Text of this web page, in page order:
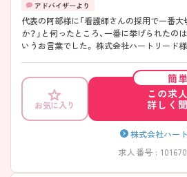
代表の阿部様に「看護師さんの採用で一番
か？」と伺ったところ、一番に挙げられたの
いうお言葉でした。 株式会社ハートリード
しなどの希望も相談ができる企業様になっ
なり現場へ独り立ちするというような環境で
含む経験豊富なスタッフ様と訪問同行をし
います。 20～40代のスタッフ様で構成され
頂ける環境ですので安心して勤務頂ける環
く」勤務頂くイメージが付きやすい環境で
迎しておりますので、是非一度代表と、「と
鼓判を押される素敵なスタッフ様に会いに
さい！
お気に入り
簡
この求
詳しく
株式会社ハー
求人番号 :